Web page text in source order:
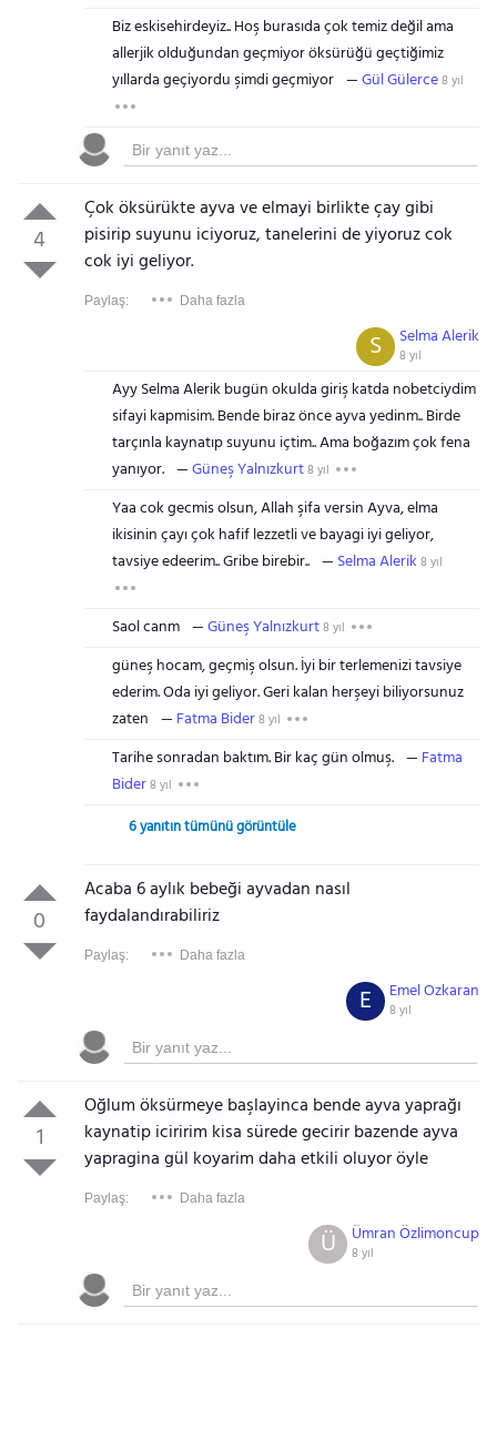
Biz eskisehirdeyiz.. Hoş burasıda çok temiz değil ama
allerjik olduğundan geçmiyor öksürüğü geçtiğimiz
yıllarda geçiyordu şimdi geçmiyor
Gül Gülerce8 yıl
4
Çok öksürükte ayva ve elmayi birlikte çay gibi
pisirip suyunu iciyoruz, tanelerini de yiyoruz cok
cok iyi geliyor.
Paylaş: Daha fazla
Selma Alerik
8 yıl
S
Ayy Selma Alerik bugün okulda giriş katda nobetciydim
sifayi kapmisim. Bende biraz önce ayva yedinm.. Birde
tarçınla kaynatıp suyunu içtim.. Ama boğazım çok fena
yanıyor.
Güneş Yalnızkurt8 yıl
Yaa cok gecmis olsun, Allah şifa versin Ayva, elma
ikisinin çayı çok hafif lezzetli ve bayagi iyi geliyor,
tavsiye edeerim.. Gribe birebir..
Selma Alerik 8 yıl
Saol canm Güneş Yalnızkurt8 yıl
güneş hocam, geçmiş olsun. İyi bir terlemenizi tavsiye
ederim. Oda iyi geliyor. Geri kalan herşeyi biliyorsunuz
zaten
Fatma Bider8 yıl
Tarihe sonradan baktım. Bir kaç gün olmuş.
Fatma
Bider8 yıl
6 yanıtın tümünü görüntüle
0
Acaba 6 aylık bebeği ayvadan nasıl
faydalandırabiliriz
Paylaş: Daha fazla
Emel Ozkaran
8 yıl
E
1
Oğlum öksürmeye başlayinca bende ayva yaprağı
kaynatip iciririm kisa sürede gecirir bazende ayva
yapragina gül koyarim daha etkili oluyor öyle
Paylaş: Daha fazla
Ümran Özlimoncup
8 yıl
Ü